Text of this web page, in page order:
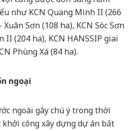
như KCN Quang Minh II (266
Sơn (108 ha), KCN Sóc Sơn
II (204 ha), KCN HANSSIP giai
Phùng Xá (84 ha).
ngoại
ngoài gây chú ý trong thời
công xây dựng dự án bất